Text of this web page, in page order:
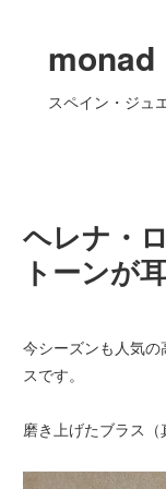
monad
スペイン・ジュ
ヘレナ・
トーンが
今シーズンも人気の
スです。
磨き上げたブラス（